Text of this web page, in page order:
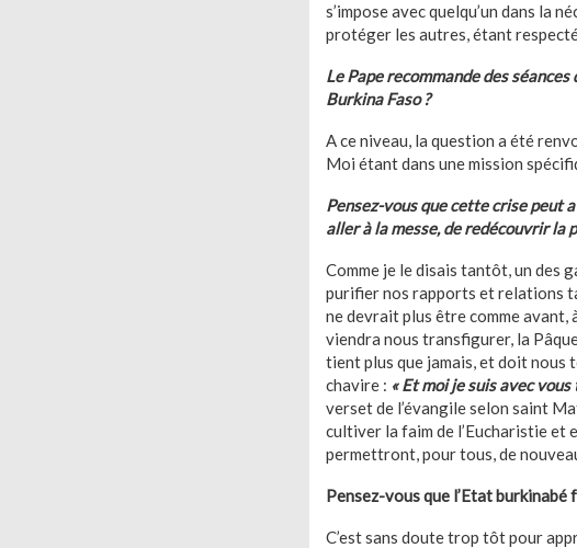
s’impose avec quelqu’un dans la
protéger les autres, étant
Le Pape recommande des
Burkina Faso ?
A ce niveau, la question a été
Moi étant dans une mission
Pensez-vous que cette crise peut
aller à la messe, de redécouvrir
Comme je le disais tantôt, un des
purifier nos rapports et relations
ne devrait plus être comme avant,
viendra nous transfigurer, la
tient plus que jamais, et doit nous
chavire : « Et moi je suis avec
verset de l’évangile selon saint
cultiver la faim de l’Eucharistie et
permettront, pour tous, de
Pensez-vous que l’Etat
C’est sans doute trop tôt pour